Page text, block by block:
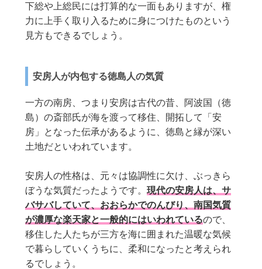
下総や上総民には打算的な一面もありますが、権
力に上手く取り入るために身につけたものという
見方もできるでしょう。
安房人が内包する徳島人の気質
一方の南房、つまり安房は古代の昔、阿波国（徳
島）の斎部氏が海を渡って移住、開拓して「安
房」となった伝承があるように、徳島と縁が深い
土地だといわれています。
安房人の性格は、元々は協調性に欠け、ぶっきら
ぼうな気質だったようです。現代の安房人は、サ
バサバしていて、おおらかでのんびり、南国気質
が濃厚な楽天家と一般的にはいわれているので、
移住した人たちが三方を海に囲まれた温暖な気候
で暮らしていくうちに、柔和になったと考えられ
るでしょう。